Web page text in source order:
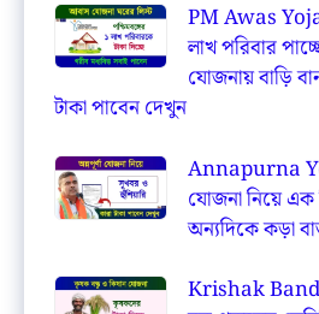
PM Awas
লাখ পরিবার
যোজনায় বাড়ি
টাকা পাবেন দেখুন
Annapurna
যোজনা নিয়ে
অন্যদিকে কড়া
Krishak